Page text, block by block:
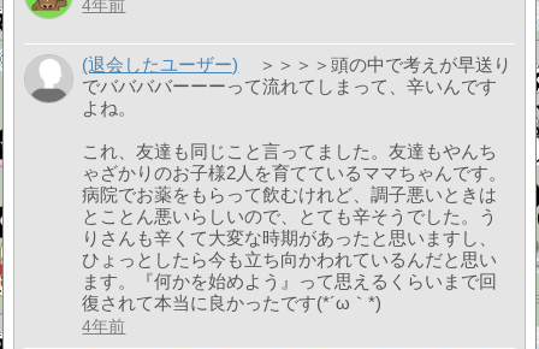
4年前
(退会したユーザー)
＞＞＞＞頭の中で考えが早送り
でババババーーーって流れてしまって、辛いんです
よね。
これ、友達も同じこと言ってました。友達もやんち
ゃざかりのお子様2人を育てているママちゃんです。
病院でお薬をもらって飲むけれど、調子悪いときは
とことん悪いらしいので、とても辛そうでした。う
りさんも辛くて大変な時期があったと思いますし、
ひょっとしたら今も立ち向かわれているんだと思い
ます。『何かを始めよう』って思えるくらいまで回
復されて本当に良かったです(*´ω｀*)
4年前